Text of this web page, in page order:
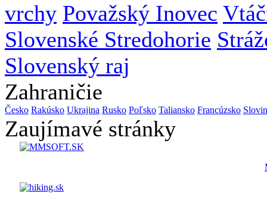
vrchy Považský Inovec
Slovenské Stredohorie
Slovenský raj
Zahraničie
Česko Rakúsko Ukrajina Rusko Poľsko Taliansko Francúzsko
Zaujímavé stránky